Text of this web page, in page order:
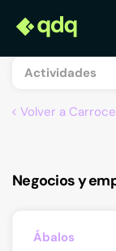
Actividades
Volver a
Negocios y
Ábalos